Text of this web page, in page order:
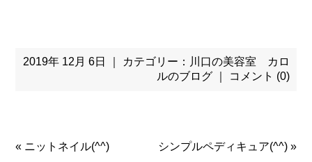
2019年 12月 6日 ｜ カテゴリー： 川口の美容室 カロ
ルのブログ｜ コメント (0)
« ニットネイル(^^) シンプルペディキュア(^^)»